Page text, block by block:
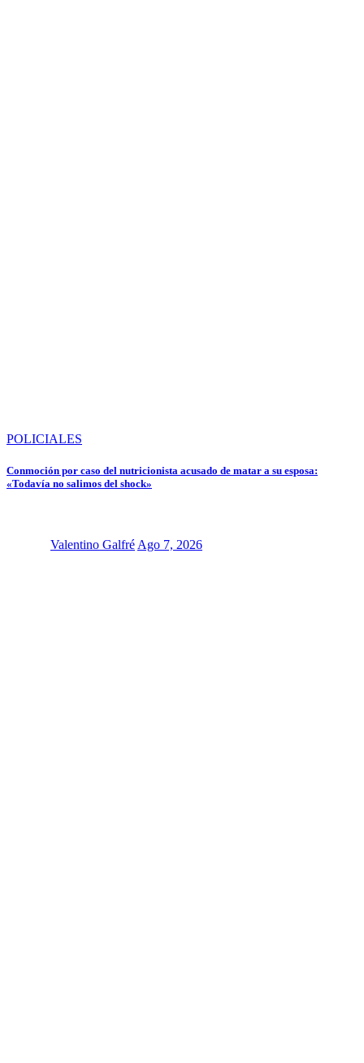
POLICIALES
Conmoción por caso del nutricionista acusado de matar a su esposa:
«Todavía no salimos del shock»
Valentino Galfré Ago 7, 2026